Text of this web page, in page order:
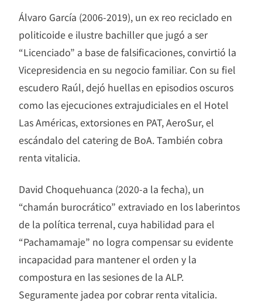
Álvaro García (2006-2019), un ex reo reciclado en
politicoide e ilustre bachiller que jugó a ser
“Licenciado” a base de falsificaciones, convirtió la
Vicepresidencia en su negocio familiar. Con su fiel
escudero Raúl, dejó huellas en episodios oscuros
como las ejecuciones extrajudiciales en el Hotel
Las Américas, extorsiones en PAT, AeroSur, el
escándalo del catering de BoA. También cobra
renta vitalicia.
David Choquehuanca (2020-a la fecha), un
“chamán burocrático” extraviado en los laberintos
de la política terrenal, cuya habilidad para el
“Pachamamaje” no logra compensar su evidente
incapacidad para mantener el orden y la
compostura en las sesiones de la ALP.
Seguramente jadea por cobrar renta vitalicia.